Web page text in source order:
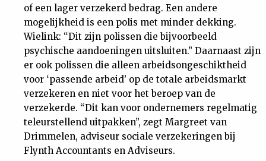
of een lager verzekerd bedrag. Een andere
mogelijkheid is een polis met minder dekking.
Wielink: “Dit zijn polissen die bijvoorbeeld
psychische aandoeningen uitsluiten.” Daarnaast zijn
er ook polissen die alleen arbeidsongeschiktheid
voor ‘passende arbeid’ op de totale arbeidsmarkt
verzekeren en niet voor het beroep van de
verzekerde. “Dit kan voor ondernemers regelmatig
teleurstellend uitpakken”, zegt Margreet van
Drimmelen, adviseur sociale verzekeringen bij
Flynth Accountants en Adviseurs.